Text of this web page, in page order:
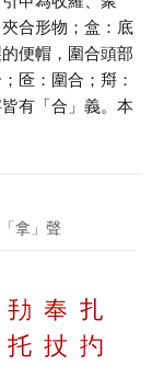
合形物；盒：底
便帽，圍合頭部
匼：圍合；搿：
有「合」義。本
拿」聲
劧 奉 扎
托 扙 扚